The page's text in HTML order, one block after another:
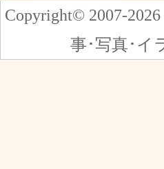
Copyright© 2007-2026
事･写真･イ